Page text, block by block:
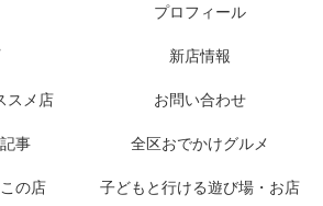
プロフィール
新店情報
スメ店 お問い合わせ
事 全区おでかけグルメ
の店 子どもと行ける遊び場・お店